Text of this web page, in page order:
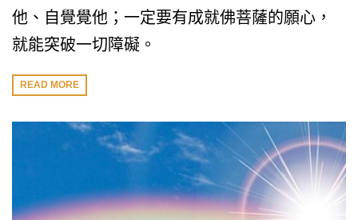
他、自覺覺他；一定要有成就佛菩薩的願心，
就能突破一切障礙。
READ MORE